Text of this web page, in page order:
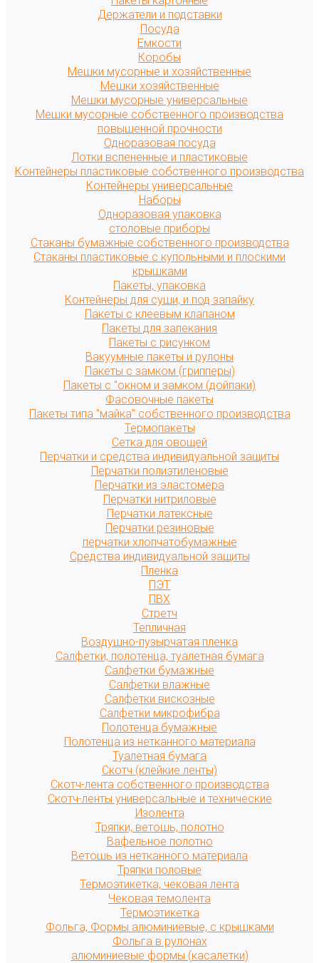
Держатели и подставки
Посуда
Емкости
Коробы
Мешки мусорные и хозяйственные
Мешки хозяйственные
Мешки мусорные универсальные
Мешки мусорные собственного производства
повышенной прочности
Одноразовая посуда
Лотки вспененные и пластиковые
Контейнеры пластиковые собственного производства
Контейнеры универсальные
Наборы
Одноразовая упаковка
столовые приборы
Стаканы бумажные собственного производства
Стаканы пластиковые с купольными и плоскими
крышками
Пакеты, упаковка
Контейнеры для суши, и под запайку
Пакеты с клеевым клапаном
Пакеты для запекания
Пакеты с рисунком
Вакуумные пакеты и рулоны
Пакеты с замком (грипперы)
Пакеты с "окном и замком (дойпаки)
Фасовочные пакеты
Пакеты типа "майка" собственного производства
Термопакеты
Сетка для овощей
Перчатки и средства индивидуальной защиты
Перчатки полиэтиленовые
Перчатки из эластомера
Перчатки нитриловые
Перчатки латексные
Перчатки резиновые
перчатки хлопчатобумажные
Средства индивидуальной защиты
Пленка
ПЭТ
ПВХ
Стретч
Тепличная
Воздушно-пузырчатая пленка
Салфетки, полотенца, туалетная бумага
Салфетки бумажные
Салфетки влажные
Салфетки вискозные
Салфетки микрофибра
Полотенца бумажные
Полотенца из нетканного материала
Туалетная бумага
Скотч (клейкие ленты)
Скотч-лента собственного производства
Скотч-ленты универсальные и технические
Изолента
Тряпки, ветошь, полотно
Вафельное полотно
Ветошь из нетканного материала
Тряпки половые
Термоэтикетка, чековая лента
Чековая темолента
Термоэтикетка
Фольга, Формы алюминиевые, с крышками
Фольга в рулонах
алюминиевые формы (касалетки)